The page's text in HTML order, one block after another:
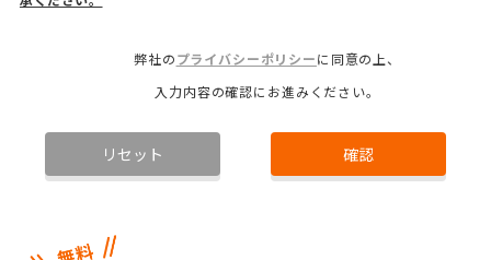
弊社のプライバシーポリシーに同意の上、
入力内容の確認にお進みください。
リセット 確認